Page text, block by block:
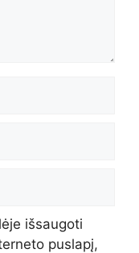
išsaugoti
puslapį,